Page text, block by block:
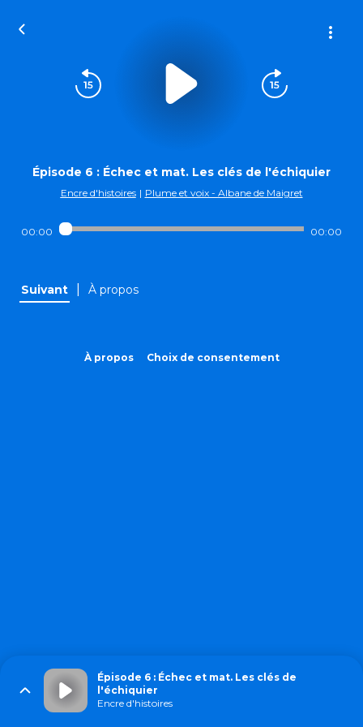
Épisode 6 : Échec et mat. Les clés de l'échiquier
Encre d'histoires | Plume et voix - Albane de Maigret
00:00 00:00
Suivant À propos
À propos Choix de consentement
Épisode 6 : Échec et mat. Les clés de
l'échiquier
Encre d'histoires